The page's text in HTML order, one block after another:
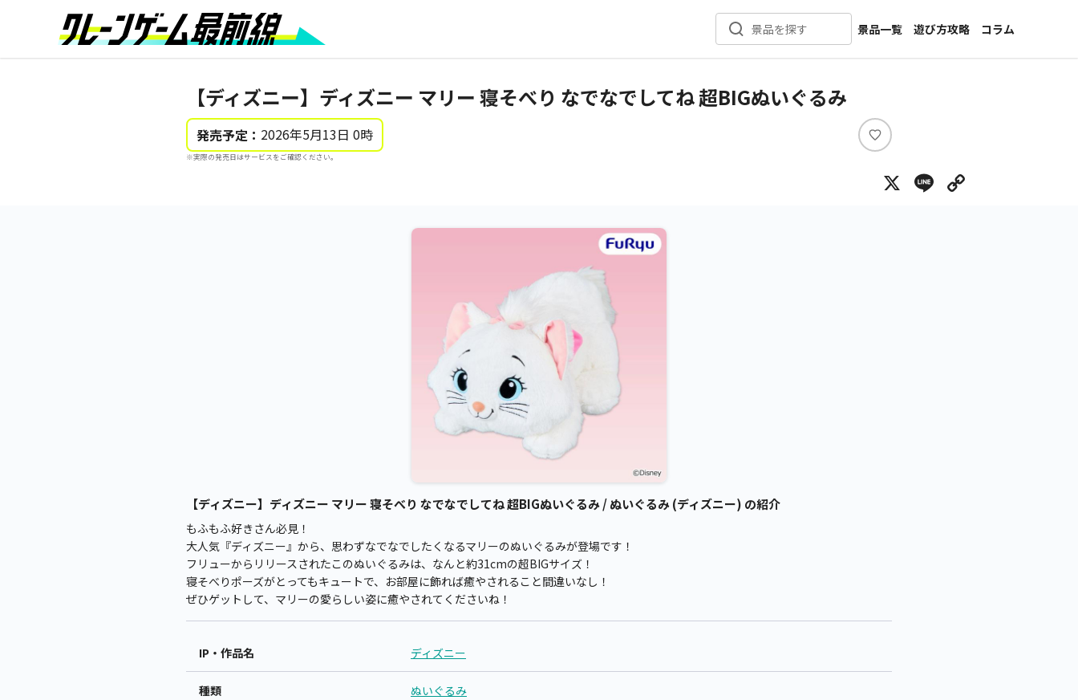
景品を探す
景品一覧
新着景品
メーカー一覧
遊び方攻略
コラム
インタビュー
【ディズニー】ディズニー マリー 寝そべり なでなでしてね 超BIGぬいぐるみ
発売予定： 2026年5月13日 0時
※実際の発売日はサービスをご確認ください。
い
ね
X Line
【ディズニー】ディズニー マリー 寝そべり なでなでしてね 超BIGぬいぐるみ / ぬいぐるみ (ディズニー) の紹介
もふもふ好きさん必見！
大人気『ディズニー』から、思わずなでなでしたくなるマリーのぬいぐるみが登場です！
フリューからリリースされたこのぬいぐるみは、なんと約31cmの超BIGサイズ！
寝そべりポーズがとってもキュートで、お部屋に飾れば癒やされること間違いなし！
ぜひゲットして、マリーの愛らしい姿に癒やされてくださいね！
IP・作品名 ディズニー
種類 ぬいぐるみ